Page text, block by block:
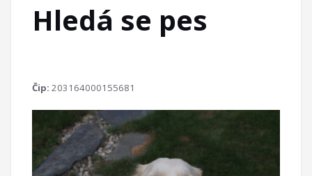
Hledá se pes
Čip: 203164000155681